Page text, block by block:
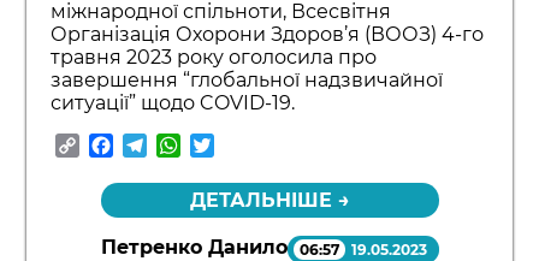
міжнародної спільноти, Всесвітня
Організація Охорони Здоров’я (ВООЗ) 4-го
травня 2023 року оголосила про
завершення “глобальної надзвичайної
ситуації” щодо COVID-19.
CopyFacebook
TelegramWhatsApp
ДЕТАЛЬНІШЕ →
Петренко Данило 06:57 19.05.2023